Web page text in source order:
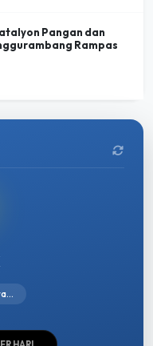
Pangan dan
Rampas